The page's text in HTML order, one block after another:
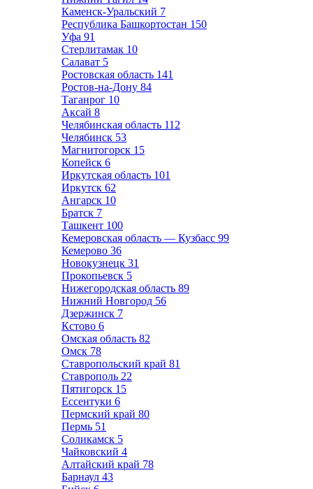
Каменск-Уральский 7
Республика Башкортостан 150
Уфа 91
Стерлитамак 10
Салават 5
Ростовская область 141
Ростов-на-Дону 84
Таганрог 10
Аксай 8
Челябинская область 112
Челябинск 53
Магнитогорск 15
Копейск 6
Иркутская область 101
Иркутск 62
Ангарск 10
Братск 7
Ташкент 100
Кемеровская область — Кузбасс 99
Кемерово 36
Новокузнецк 31
Прокопьевск 5
Нижегородская область 89
Нижний Новгород 56
Дзержинск 7
Кстово 6
Омская область 82
Омск 78
Ставропольский край 81
Ставрополь 22
Пятигорск 15
Ессентуки 6
Пермский край 80
Пермь 51
Соликамск 5
Чайковский 4
Алтайский край 78
Барнаул 43